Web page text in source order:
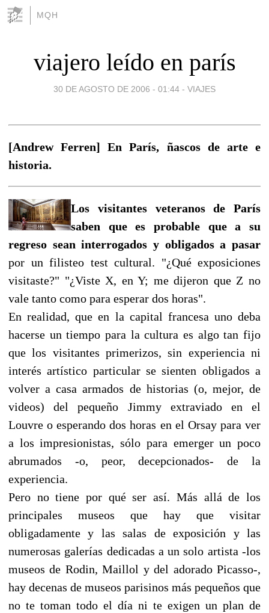
MQH
viajero leído en parís
30 DE AGOSTO DE 2006 - 01:44 - VIAJES
[Andrew Ferren] En París, ñascos de arte e
historia.
Los visitantes veteranos de París
saben que es probable que a su
regreso sean interrogados y obligados a pasar
por un filisteo test cultural. "¿Qué exposiciones
visitaste?" "¿Viste X, en Y; me dijeron que Z no
vale tanto como para esperar dos horas".
En realidad, que en la capital francesa uno deba
hacerse un tiempo para la cultura es algo tan fijo
que los visitantes primerizos, sin experiencia ni
interés artístico particular se sienten obligados a
volver a casa armados de historias (o, mejor, de
videos) del pequeño Jimmy extraviado en el
Louvre o esperando dos horas en el Orsay para ver
a los impresionistas, sólo para emerger un poco
abrumados -o, peor, decepcionados- de la
experiencia.
Pero no tiene por qué ser así. Más allá de los
principales museos que hay que visitar
obligadamente y las salas de exposición y las
numerosas galerías dedicadas a un solo artista -los
museos de Rodin, Maillol y del adorado Picasso-,
hay decenas de museos parisinos más pequeños que
no te toman todo el día ni te exigen un plan de